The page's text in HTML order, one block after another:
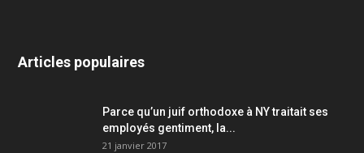
Articles populaires
Parce qu’un juif orthodoxe à NY traitait ses
employés gentiment, la...
21 janvier 2017